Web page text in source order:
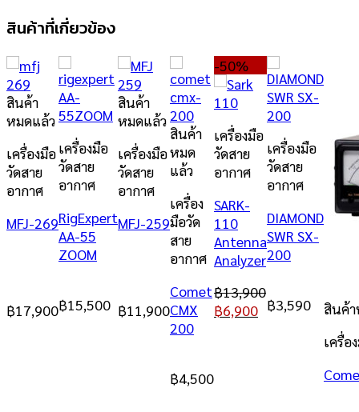
สินค้าที่เกี่ยวข้อง
สินค้า
หมดแล้ว
เครื่องมือ
วัดสาย
อากาศ
MFJ-269
฿17,900
เครื่องมือ
วัดสาย
อากาศ
RigExpert
AA-55
ZOOM
฿15,500
สินค้า
หมดแล้ว
เครื่องมือ
วัดสาย
อากาศ
MFJ-259
฿11,900
สินค้า
หมด
แล้ว
เครื่อง
มือวัด
สาย
อากาศ
Comet
CMX
200
฿4,500
-50%
เครื่องมือ
วัดสาย
อากาศ
SARK-
110
Antenna
Analyzer
฿13,900
฿6,900
เครื่องมือ
วัดสาย
อากาศ
DIAMOND
SWR SX-
200
฿3,590
สินค้
เครื่อ